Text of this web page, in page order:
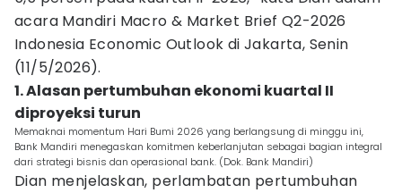
acara Mandiri Macro & Market Brief Q2-2026
Indonesia Economic Outlook di Jakarta, Senin
(11/5/2026).
1. Alasan pertumbuhan ekonomi kuartal II
diproyeksi turun
Memaknai momentum Hari Bumi 2026 yang berlangsung di minggu ini,
Bank Mandiri menegaskan komitmen keberlanjutan sebagai bagian integral
dari strategi bisnis dan operasional bank. (Dok. Bank Mandiri)
Dian menjelaskan, perlambatan pertumbuhan